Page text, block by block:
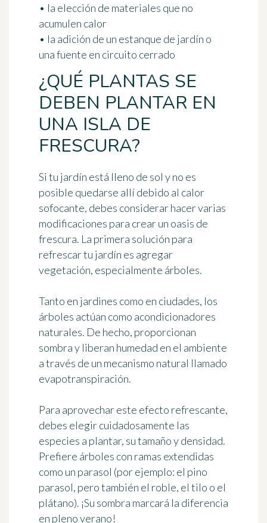
• la elección de materiales que no
acumulen calor
• la adición de un estanque de jardín o
una fuente en circuito cerrado
¿QUÉ PLANTAS SE
DEBEN PLANTAR EN
UNA ISLA DE
FRESCURA?
Si tu jardín está lleno de sol y no es
posible quedarse allí debido al calor
sofocante, debes considerar hacer varias
modificaciones para crear un oasis de
frescura. La primera solución para
refrescar tu jardín es agregar
vegetación, especialmente árboles.
Tanto en jardines como en ciudades, los
árboles actúan como acondicionadores
naturales. De hecho, proporcionan
sombra y liberan humedad en el ambiente
a través de un mecanismo natural llamado
evapotranspiración.
Para aprovechar este efecto refrescante,
debes elegir cuidadosamente las
especies a plantar, su tamaño y densidad.
Prefiere árboles con ramas extendidas
como un parasol (por ejemplo: el pino
parasol, pero también el roble, el tilo o el
plátano). ¡Su sombra marcará la diferencia
en pleno verano!